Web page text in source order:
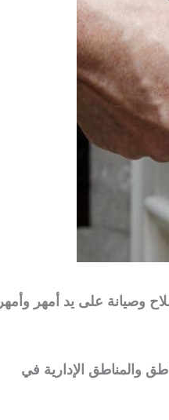
وصيانة على يد أمهر وأمهر
والمناطق الإدارية في